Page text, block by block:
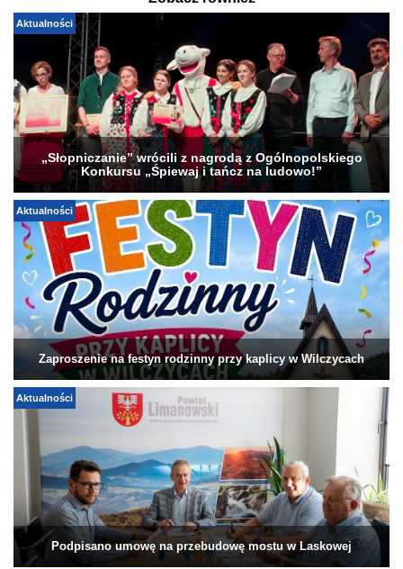
Aktualności
„Słopniczanie” wrócili z nagrodą z Ogólnopolskiego
Konkursu „Śpiewaj i tańcz na ludowo!”
Aktualności
Zaproszenie na festyn rodzinny przy kaplicy w Wilczycach
Aktualności
Podpisano umowę na przebudowę mostu w Laskowej